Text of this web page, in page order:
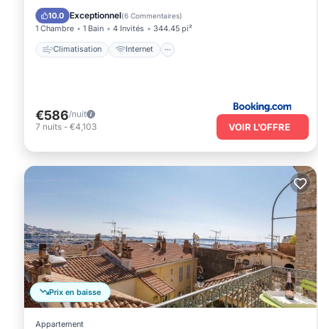
10.0 Exceptionnel(6 Commentaires)
1 Chambre 1 Bain 4 Invités 344.45 pi²
Climatisation Internet
Adapté aux enfants
€586/nuit
7 nuits - €4,103 VOIR L’OFFRE
Prix en baisse
Appartement